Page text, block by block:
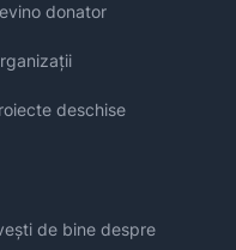
donator
deschise
de bine despre